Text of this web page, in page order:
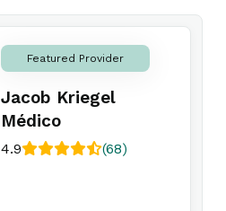
Featured Provider
Jacob Kriegel
Médico
4.9 (68)